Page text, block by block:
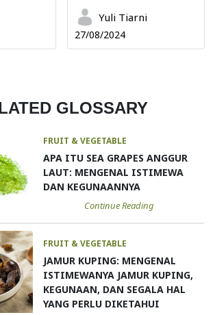
Yuli Tiarni
27/08/2024
GLOSSARY
FRUIT & VEGETABLE
APA ITU SEA GRAPES ANGGUR
LAUT: MENGENAL ISTIMEWA
DAN KEGUNAANNYA
Continue Reading
FRUIT & VEGETABLE
JAMUR KUPING: MENGENAL
ISTIMEWANYA JAMUR KUPING,
KEGUNAAN, DAN SEGALA HAL
YANG PERLU DIKETAHUI